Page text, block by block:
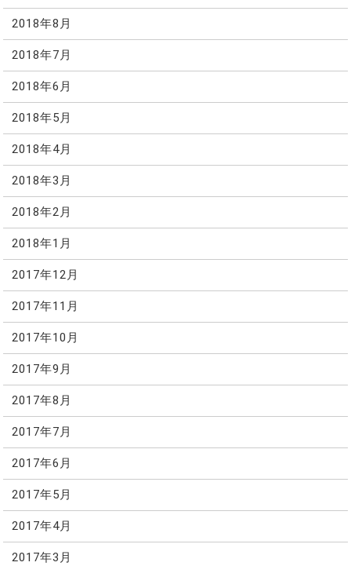
2018年8月
2018年7月
2018年6月
2018年5月
2018年4月
2018年3月
2018年2月
2018年1月
2017年12月
2017年11月
2017年10月
2017年9月
2017年8月
2017年7月
2017年6月
2017年5月
2017年4月
2017年3月